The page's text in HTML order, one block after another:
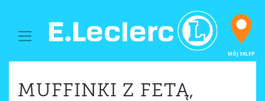
MAIN NAVIGATION
MÓJ SKLEP
MUFFINKI Z FETĄ,